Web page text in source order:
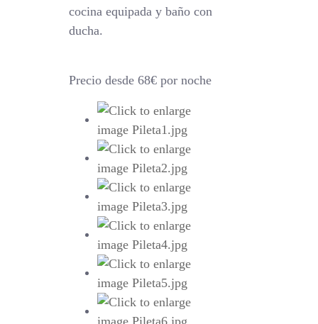
cocina equipada y baño con
ducha.
Precio desde 68€ por noche